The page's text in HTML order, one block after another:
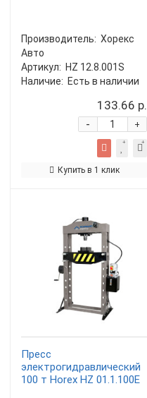
Производитель: Хорекс
Авто
Артикул: HZ 12.8.001S
Наличие: Есть в наличии
133.66 р.
+
-
Купить в 1 клик
Пресс
электрогидравлический
100 т Horex HZ 01.1.100E